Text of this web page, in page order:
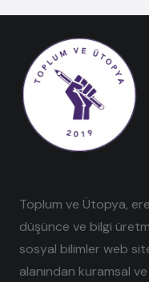
Toplum ve Ütopya,
düşünce ve bilgi
sosyal bilimler web
alanından kuramsal